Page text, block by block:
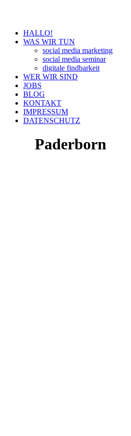
HALLO!
WAS WIR TUN
social media marketing
social media seminar
digitale findbarkeit
WER WIR SIND
JOBS
BLOG
KONTAKT
IMPRESSUM
DATENSCHUTZ
Paderborn